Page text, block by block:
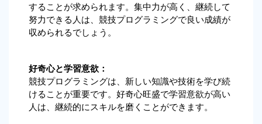
することが求められます。集中力が高く、継続して
努力できる人は、競技プログラミングで良い成績が
収められるでしょう。
好奇心と学習意欲：
競技プログラミングは、新しい知識や技術を学び続
けることが重要です。好奇心旺盛で学習意欲が高い
人は、継続的にスキルを磨くことができます。